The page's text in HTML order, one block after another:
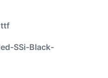
SSi-Black-